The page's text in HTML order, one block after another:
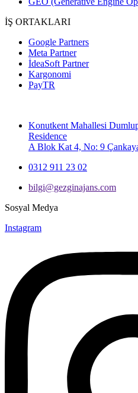
İŞ ORTAKLARI
Google Partners
Meta Partner
İdeaSoft Partner
Kargonomi
PayTR
Konutkent Mahallesi
Residence
A Blok Kat 4, No: 9
0312 911 23 02
bilgi@gezginajans.com
Sosyal Medya
Instagram